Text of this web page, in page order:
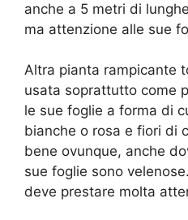
anche a 5 metri di
ma attenzione alle sue
Altra pianta rampicante
usata soprattutto come
le sue foglie a forma di
bianche o rosa e fiori di
bene ovunque, anche
sue foglie sono
deve prestare molta